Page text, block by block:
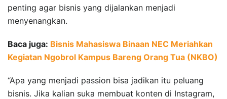
penting agar bisnis yang dijalankan menjadi
menyenangkan.
Baca juga: Bisnis Mahasiswa Binaan NEC Meriahkan
Kegiatan Ngobrol Kampus Bareng Orang Tua (NKBO)
“Apa yang menjadi passion bisa jadikan itu peluang
bisnis. Jika kalian suka membuat konten di Instagram,